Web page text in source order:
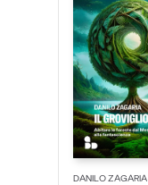
DANILO ZAGARIA